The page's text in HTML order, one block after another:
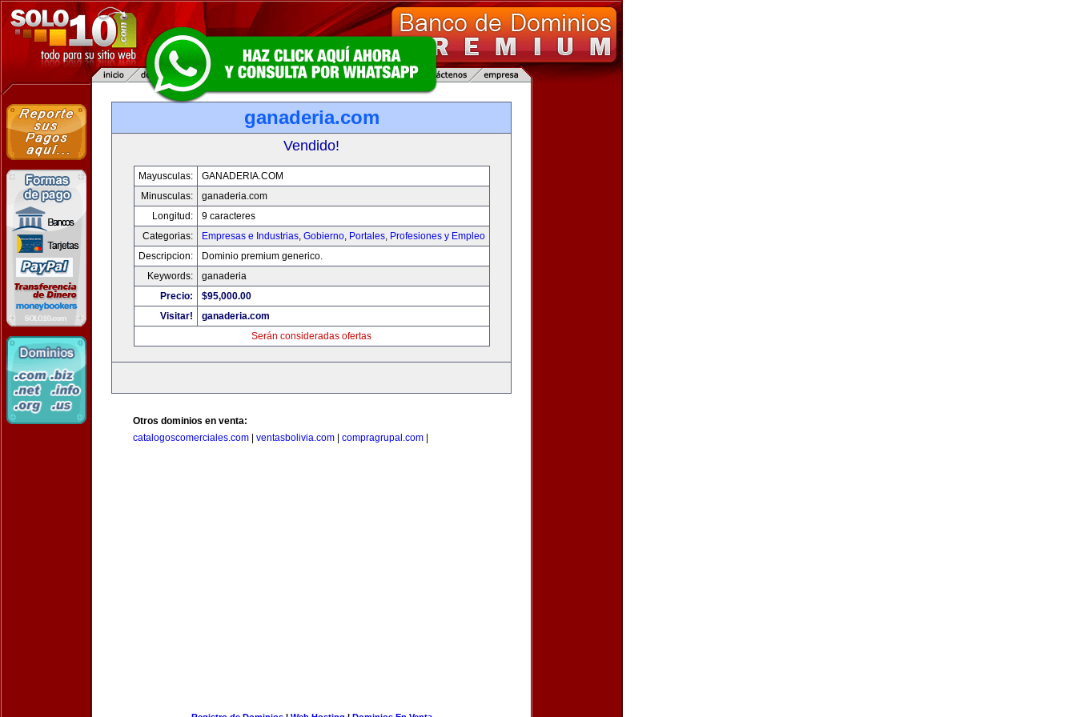
ganaderia.com
Vendido!
Mayusculas:
GANADERIA.COM
Minusculas:
ganaderia.com
Longitud:
9 caracteres
Categorias:
Empresas e Industrias, Gobierno, Portales, Profesiones y Empleo
Descripcion:
Dominio premium generico.
Keywords:
ganaderia
Precio:
$95,000.00
Visitar!
ganaderia.com
Serán consideradas ofertas
Otros dominios en venta:
catalogoscomerciales.com
ventasbolivia.com compragrupal.com